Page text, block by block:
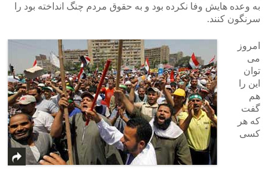
به وعده هایش وفا نکرده بود و به حقوق مردم چنگ انداخته بود را
سرنگون کنند.
امروز
می
توان
این را
هم
گفت
که هر
کسی